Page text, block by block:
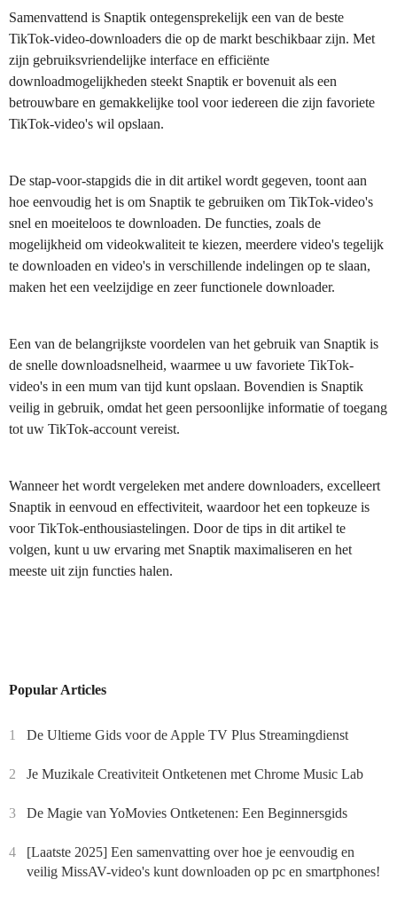
Samenvattend is Snaptik ontegensprekelijk een van de beste
TikTok-video-downloaders die op de markt beschikbaar zijn. Met
zijn gebruiksvriendelijke interface en efficiënte
downloadmogelijkheden steekt Snaptik er bovenuit als een
betrouwbare en gemakkelijke tool voor iedereen die zijn favoriete
TikTok-video's wil opslaan.
De stap-voor-stapgids die in dit artikel wordt gegeven, toont aan
hoe eenvoudig het is om Snaptik te gebruiken om TikTok-video's
snel en moeiteloos te downloaden. De functies, zoals de
mogelijkheid om videokwaliteit te kiezen, meerdere video's tegelijk
te downloaden en video's in verschillende indelingen op te slaan,
maken het een veelzijdige en zeer functionele downloader.
Een van de belangrijkste voordelen van het gebruik van Snaptik is
de snelle downloadsnelheid, waarmee u uw favoriete TikTok-
video's in een mum van tijd kunt opslaan. Bovendien is Snaptik
veilig in gebruik, omdat het geen persoonlijke informatie of toegang
tot uw TikTok-account vereist.
Wanneer het wordt vergeleken met andere downloaders, excelleert
Snaptik in eenvoud en effectiviteit, waardoor het een topkeuze is
voor TikTok-enthousiastelingen. Door de tips in dit artikel te
volgen, kunt u uw ervaring met Snaptik maximaliseren en het
meeste uit zijn functies halen.
Popular Articles
1 De Ultieme Gids voor de Apple TV Plus Streamingdienst
2 Je Muzikale Creativiteit Ontketenen met Chrome Music Lab
3 De Magie van YoMovies Ontketenen: Een Beginnersgids
4
[Laatste 2025] Een samenvatting over hoe je eenvoudig en
veilig MissAV-video's kunt downloaden op pc en smartphones!